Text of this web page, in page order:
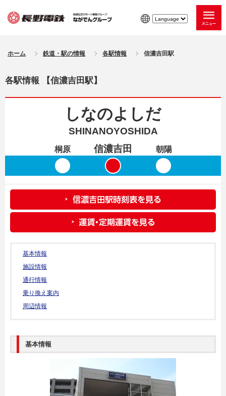
ホーム 鉄道・駅の情報 各駅情報 信濃吉田駅
各駅情報 【信濃吉田駅】
しなのよしだ
SHINANOYOSHIDA
桐原 信濃吉田 朝陽
基本情報
施設情報
通行情報
乗り換え案内
周辺情報
基本情報